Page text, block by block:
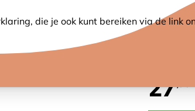
die je ook kunt bereiken via de link
27